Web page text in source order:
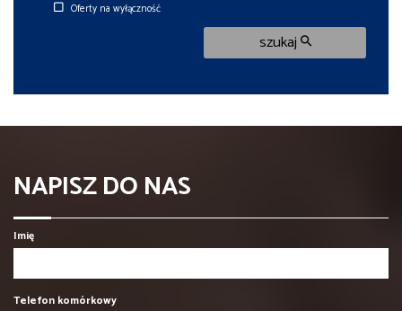
Oferty na wyłączność
szukaj
NAPISZ DO NAS
Imię
Telefon komórkowy